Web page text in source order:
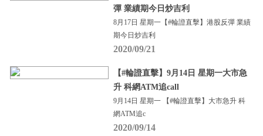
彈 業績期今日炒吉利
8月17日 星期一【#輪證直擊】港股反彈 業績
期今日炒吉利
2020/09/21
【#輪證直擊】9月14日 星期一大市急
升 科網ATM追call
9月14日 星期一 【#輪證直擊】大市急升 科
網ATM追c
2020/09/14